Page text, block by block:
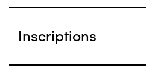
Inscriptions